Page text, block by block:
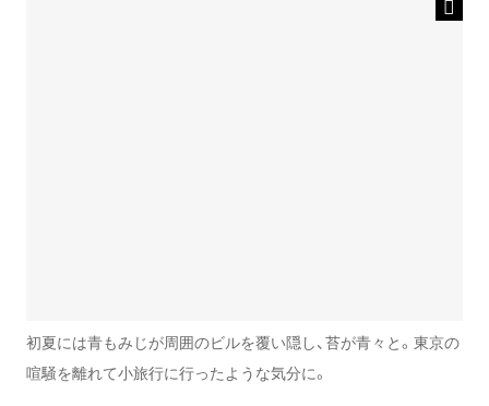
初夏には青もみじが周囲のビルを覆い隠し、苔が青々と。東京の
喧騒を離れて小旅行に行ったような気分に。